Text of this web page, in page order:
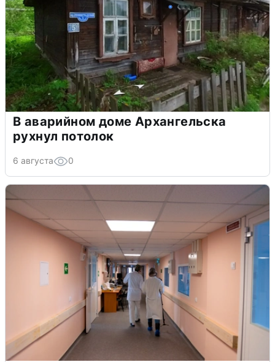
В аварийном доме Архангельска
рухнул потолок
6 августа 0